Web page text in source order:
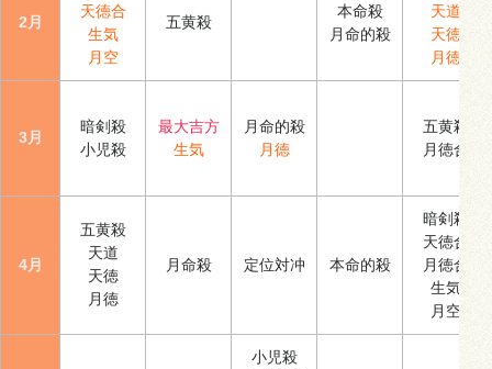
2月
天徳合
生気
月空
五黄殺
本命殺
月命的殺
天道
天徳
月徳
3月
暗剣殺
小児殺
最大吉方
生気
月命的殺
月徳
五黄殺
月徳合
4月
五黄殺
天道
天徳
月徳
月命殺 定位対冲 本命的殺
暗剣殺
天徳合
月徳合
生気
月空
小児殺